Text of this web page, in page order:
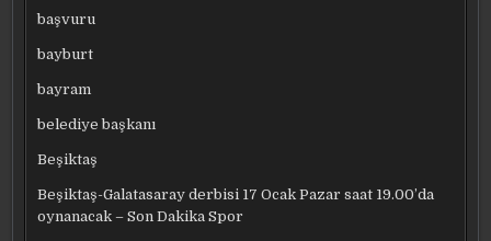
başvuru
bayburt
bayram
belediye başkanı
Beşiktaş
Beşiktaş-Galatasaray derbisi 17 Ocak Pazar saat 19.00’da
oynanacak – Son Dakika Spor